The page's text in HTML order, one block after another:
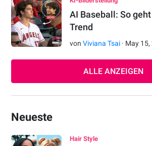
AI Baseball: So
Trend
vonViviana Tsai · May 15,
ALLE ANZEIGEN
Neueste
Hair Style